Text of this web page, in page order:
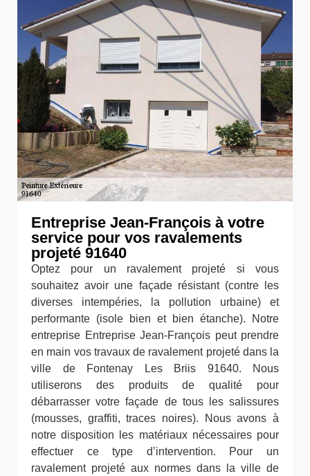
Entreprise Jean-François à votre
service pour vos ravalements
projeté 91640
Optez pour un ravalement projeté si vous
souhaitez avoir une façade résistant (contre les
diverses intempéries, la pollution urbaine) et
performante (isole bien et bien étanche). Notre
entreprise Entreprise Jean-François peut prendre
en main vos travaux de ravalement projeté dans la
ville de Fontenay Les Briis 91640. Nous
utiliserons des produits de qualité pour
débarrasser votre façade de tous les salissures
(mousses, graffiti, traces noires). Nous avons à
notre disposition les matériaux nécessaires pour
effectuer ce type d’intervention. Pour un
ravalement projeté aux normes dans la ville de